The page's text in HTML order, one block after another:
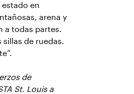
estado en
arena y
a todas partes.
sillas de ruedas.
de
St. Louis a